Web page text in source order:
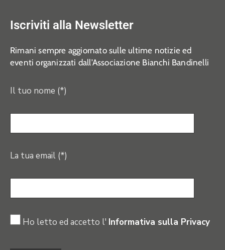
Iscriviti alla Newsletter
Rimani sempre aggiornato sulle ultime notizie ed
eventi organizzati dall’Associazione Bianchi Bandinelli
Il tuo nome (*)
La tua email (*)
Ho letto ed accetto l' Informativa sulla Privacy